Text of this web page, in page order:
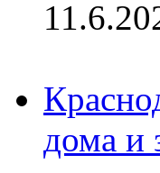
дома и